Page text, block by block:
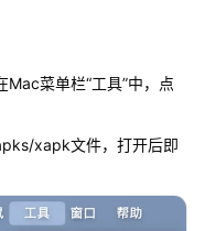
菜单栏“工具”中，点
xapk文件，打开后即